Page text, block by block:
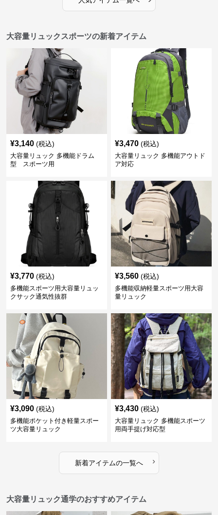
大容量リュックスポーツの新着アイテム
¥3,140 (税込)
大容量リュック 多機能ドラム
型 スポーツ用
¥3,470 (税込)
大容量リュック 多機能アウトド
ア対応
¥3,770 (税込)
多機能スポーツ用大容量リュッ
クサック通気性抜群
¥3,560 (税込)
多機能収納軽量スポーツ用大容
量リュック
¥3,090 (税込)
多機能ポケット付き軽量スポー
ツ大容量リュック
¥3,430 (税込)
大容量リュック 多機能スポーツ
用両手提げ対応型
新着アイテムの一覧へ ›
大容量リュック通学のおすすめアイテム